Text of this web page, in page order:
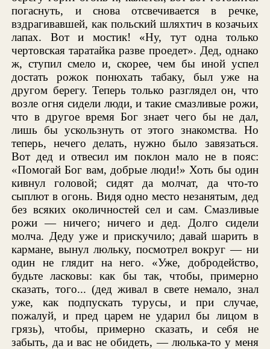
погаснуть, и снова отсвечивается в речке,
вздрагивавшей, как польский шляхтич в козачьих
лапах. Вот и мостик! «Ну, тут одна только
чертовская таратайка разве проедет». Дед, однако
ж, ступил смело и, скорее, чем бы иной успел
достать рожок понюхать табаку, был уже на
другом берегу. Теперь только разглядел он, что
возле огня сидели люди, и такие смазливые рожи,
что в другое время Бог знает чего бы не дал,
лишь бы ускользнуть от этого знакомства. Но
теперь, нечего делать, нужно было завязаться.
Вот дед и отвесил им поклон мало не в пояс:
«Помогай Бог вам, добрые люди!» Хоть бы один
кивнул головой; сидят да молчат, да что-то
сыплют в огонь. Видя одно место незанятым, дед
без всяких околичностей сел и сам. Смазливые
рожи — ничего; ничего и дед. Долго сидели
молча. Деду уже и прискучило; давай шарить в
кармане, вынул люльку, посмотрел вокруг — ни
один не глядит на него. «Уже, добродейство,
будьте ласковы: как бы так, чтобы, примерно
сказать, того... (дед живал в свете немало, знал
уже, как подпускать турусы, и при случае,
пожалуй, и пред царем не ударил бы лицом в
грязь), чтобы, примерно сказать, и себя не
забыть, да и вас не обидеть, — люлька-то у меня